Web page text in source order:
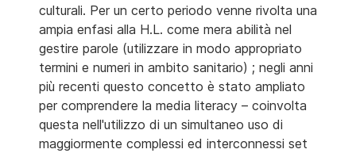
culturali. Per un certo periodo venne rivolta una
ampia enfasi alla H.L. come mera abilità nel
gestire parole (utilizzare in modo appropriato
termini e numeri in ambito sanitario) ; negli anni
più recenti questo concetto è stato ampliato
per comprendere la media literacy – coinvolta
questa nell'utilizzo di un simultaneo uso di
maggiormente complessi ed interconnessi set